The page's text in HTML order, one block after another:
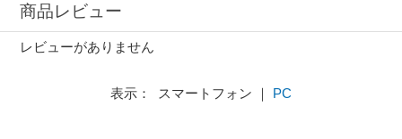
商品レビュー
レビューがありません
表示： スマートフォン ｜ PC